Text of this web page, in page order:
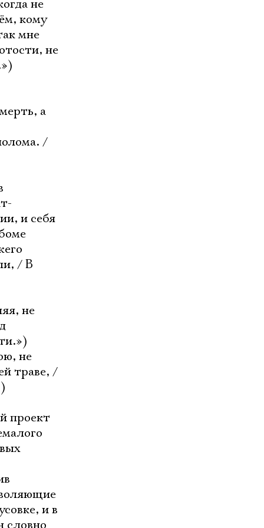
не
кому
мне
не
а
/
и себя
/ В
не
не
траве, /
проект
и в